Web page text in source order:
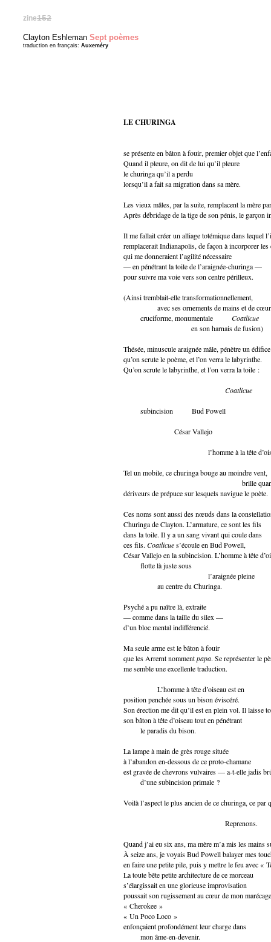
zine152
Clayton Eshleman Sept poèmes
traduction en français: Auxeméry
LE CHURINGA
se présente en bâton à fouir, premier objet que
Quand il pleure, on dit de lui qu’il pleure
le churinga qu’il a perdu
lorsqu’il a fait sa migration dans sa mère.
Les vieux mâles, par la suite, remplacent la mère
Après débridage de la tige de son pénis, le garçon
Il me fallait créer un alliage totémique dans lequel
remplacerait Indianapolis, de façon à incorporer les
qui me donneraient l’agilité nécessaire
— en pénétrant la toile de l’araignée-churinga —
pour suivre ma voie vers son centre périlleux.
(Ainsi tremblait-elle transformationnellement,
avec ses ornements de mains et de
cruciforme, monumentale Coatlicue
en son harnais de fusion)
Thésée, minuscule araignée mâle, pénètre un
qu’on scrute le poème, et l’on verra le labyrinthe.
Qu’on scrute le labyrinthe, et l’on verra la toile :
Coatlicue
subincision Bud Powell
César Vallejo
l’homme à la tête
Tel un mobile, ce churinga bouge au moindre vent,
brille quand on
dériveurs de prépuce sur lesquels navigue le poète.
Ces noms sont aussi des nœuds dans la
Churinga de Clayton. L’armature, ce sont les fils
dans la toile. Il y a un sang vivant qui coule dans
ces fils. Coatlicues’écoule en Bud Powell,
César Vallejo en la subincision. L’homme à tête
flotte là juste sous
l’araignée pleine
au centre du Churinga.
Psyché a pu naître là, extraite
— comme dans la taille du silex —
d’un bloc mental indifférencié.
Ma seule arme est le bâton à fouir
que les Arrernt nommentpapa. Se représenter le
me semble une excellente traduction.
L’homme à tête d’oiseau est en
position penchée sous un bison éviscéré.
Son érection me dit qu’il est en plein vol. Il laisse
son bâton à tête d’oiseau tout en pénétrant
le paradis du bison.
La lampe à main de grès rouge située
à l’abandon en-dessous de ce proto-chamane
est gravée de chevrons vulvaires — a-t-elle jadis
d’une subincision primale ?
Voilà l’aspect le plus ancien de ce churinga, ce par
Reprenons.
Quand j’ai eu six ans, ma mère m’a mis les mains
À seize ans, je voyais Bud Powell balayer mes
en faire une petite pile, puis y mettre le feu avec «
La toute bête petite architecture de ce morceau
s’élargissait en une glorieuse improvisation
poussait son rugissement au cœur de mon
« Cherokee »
« Un Poco Loco »
enfonçaient profondément leur charge dans
mon âme-en-devenir.